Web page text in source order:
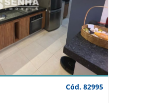
Cód. 82995